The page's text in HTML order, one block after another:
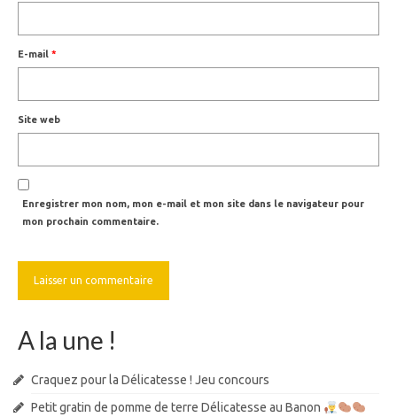
E-mail *
Site web
Enregistrer mon nom, mon e-mail et mon site dans le navigateur pour
mon prochain commentaire.
A la une !
Craquez pour la Délicatesse ! Jeu concours
Petit gratin de pomme de terre Délicatesse au Banon